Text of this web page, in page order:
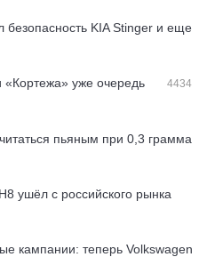
KIA Stinger и еще
уже очередь
4434
пьяным при 0,3 грамма
ушёл с российского рынка
кампании: теперь Volkswagen